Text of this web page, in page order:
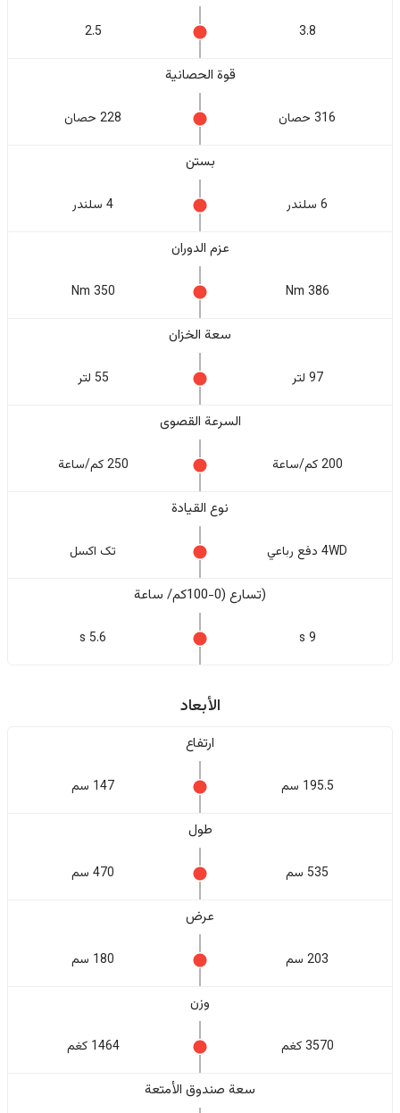
3.8
2.5
قوة الحصانية
316 حصان 228 حصان
بستن
6 سلندر 4 سلندر
عزم الدوران
386 Nm
350 Nm
سعة الخزان
97 لتر 55 لتر
السرعة القصوى
200 كم/ساعة 250 كم/ساعة
نوع القيادة
4WD دفع رباعي تک اکسل
(تسارع (0-100كم/ ساعة
9 s
5.6 s
الأبعاد
ارتفاع
195.5 سم 147 سم
طول
535 سم 470 سم
عرض
203 سم 180 سم
وزن
3570 كغم 1464 كغم
سعة صندوق الأمتعة